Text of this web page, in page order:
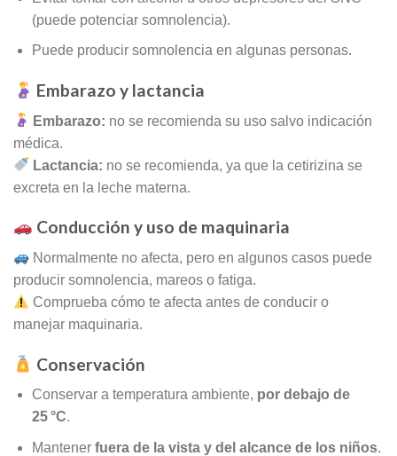
(puede potenciar somnolencia).
Puede producir somnolencia en algunas personas.
Embarazo y lactancia
Embarazo: no se recomienda su uso salvo indicación
médica.
Lactancia: no se recomienda, ya que la cetirizina se
excreta en la leche materna.
Conducción y uso de maquinaria
Normalmente no afecta, pero en algunos casos puede
producir somnolencia, mareos o fatiga.
Comprueba cómo te afecta antes de conducir o
manejar maquinaria.
Conservación
Conservar a temperatura ambiente, por debajo de
25 °C.
Mantener fuera de la vista y del alcance de los niños.